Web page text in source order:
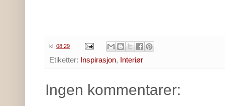
kl. 08:29
Etiketter: Inspirasjon, Interiør
Ingen kommentarer: